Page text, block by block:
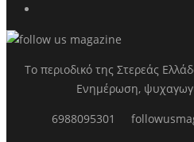
Το περιοδικό της Στερεάς
Ενημέρωση,
6988095301